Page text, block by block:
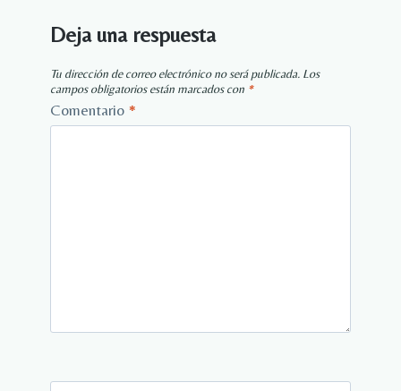
Deja una respuesta
Tu dirección de correo electrónico no será publicada. Los
campos obligatorios están marcados con *
Comentario *